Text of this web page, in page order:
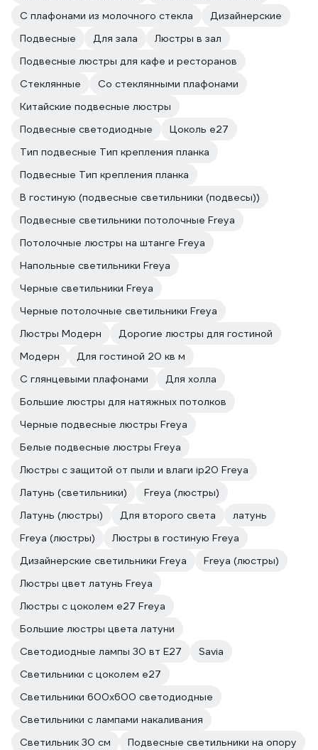
С плафонами из молочного стекла
Дизайнерские
Подвесные
Для зала
Люстры в зал
Подвесные люстры для кафе и ресторанов
Стеклянные
Со стеклянными плафонами
Китайские подвесные люстры
Подвесные светодиодные
Цоколь e27
Тип подвесные Тип крепления планка
Подвесные Тип крепления планка
В гостиную (подвесные светильники (подвесы))
Подвесные светильники потолочные Freya
Потолочные люстры на штанге Freya
Напольные светильники Freya
Черные светильники Freya
Черные потолочные светильники Freya
Люстры Модерн
Дорогие люстры для гостиной
Модерн
Для гостиной 20 кв м
С глянцевыми плафонами
Для холла
Большие люстры для натяжных потолков
Черные подвесные люстры Freya
Белые подвесные люстры Freya
Люстры с защитой от пыли и влаги ip20 Freya
Латунь (светильники)
Freya (люстры)
Латунь (люстры)
Для второго света
латунь
Freya (люстры)
Люстры в гостиную Freya
Дизайнерские светильники Freya
Freya (люстры)
Люстры цвет латунь Freya
Люстры с цоколем e27 Freya
Большие люстры цвета латуни
Светодиодные лампы 30 вт E27
Savia
Светильники с цоколем e27
Светильники 600х600 светодиодные
Светильники с лампами накаливания
Светильник 30 см
Подвесные светильники на опору